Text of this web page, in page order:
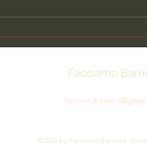
Facciamo
©2023 by Facciamo Barriera.